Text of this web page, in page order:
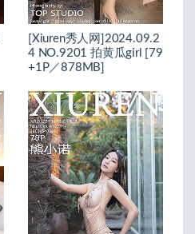
[Xiuren秀人网]2024.09.2
4 NO.9201 拍黄瓜girl [79
+1P／878MB]